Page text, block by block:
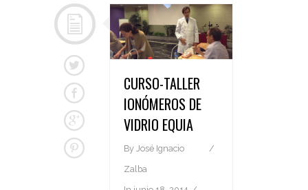
CURSO-TALLER
IONÓMEROS DE
VIDRIO EQUIA
By José Ignacio
Zalba